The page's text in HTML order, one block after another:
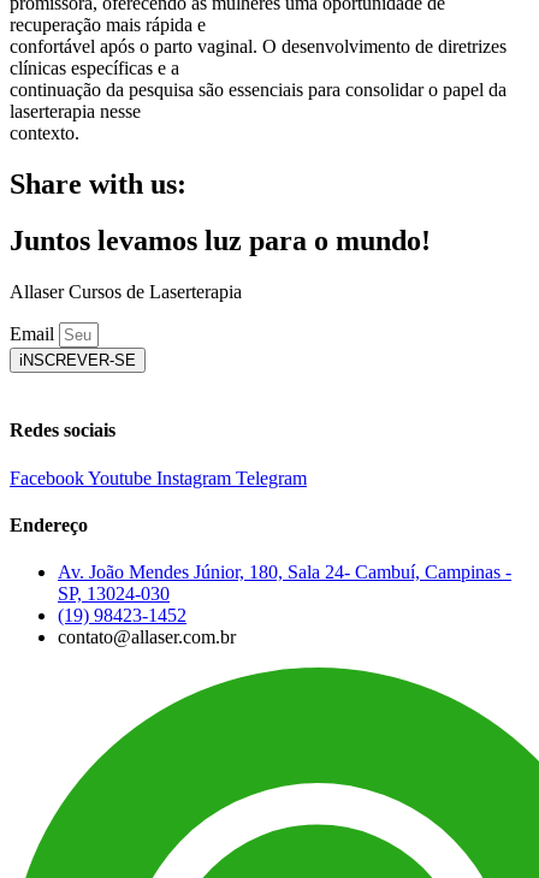
recuperação mais rápida e
confortável após o parto vaginal. O desenvolvimento de diretrizes
clínicas específicas e a
continuação da pesquisa são essenciais para consolidar o papel da
laserterapia nesse
contexto.
Share with us:
Juntos levamos luz para o mundo!
Allaser Cursos de Laserterapia
Email
iNSCREVER-SE
Redes sociais
FacebookYoutube Instagram Telegram
Endereço
Av. João Mendes Júnior, 180, Sala 24- Cambuí, Campinas -
SP, 13024-030
(19) 98423-1452
contato@allaser.com.br